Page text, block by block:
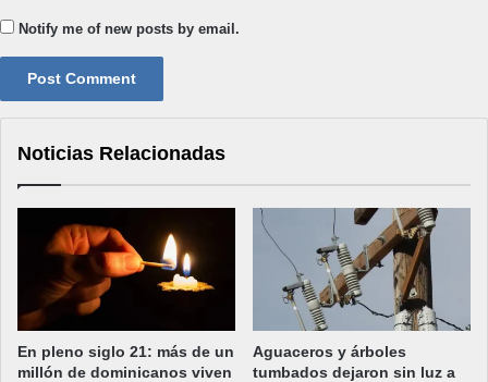
Notify me of new posts by email.
Noticias Relacionadas
En pleno siglo 21: más de un
millón de dominicanos viven
Aguaceros y árboles
tumbados dejaron sin luz a